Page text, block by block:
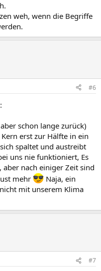
nur die kerne/samen
gegossen. gewachsen
weh, wenn die Begriffe
#6
:
schon lange zurück)
erst zur Hälfte in ein
spaltet und austreibt
uns nie funktioniert, Es
aber nach einiger Zeit sind
mehr
Naja, ein
mit unserem Klima
#7